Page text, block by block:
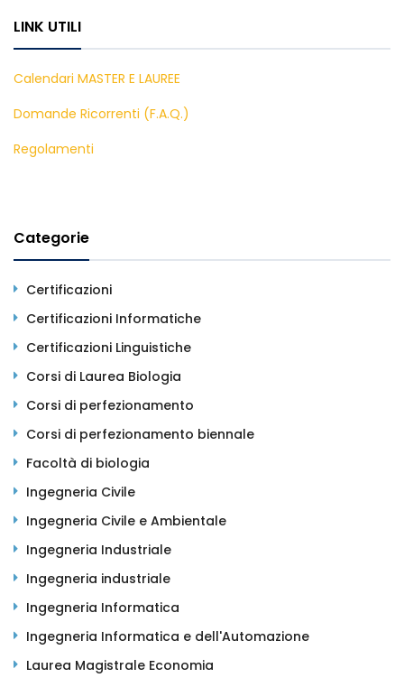
LINK UTILI
Calendari MASTER E LAUREE
Domande Ricorrenti (F.A.Q.)
Regolamenti
Categorie
Certificazioni
Certificazioni Informatiche
Certificazioni Linguistiche
Corsi di Laurea Biologia
Corsi di perfezionamento
Corsi di perfezionamento biennale
Facoltà di biologia
Ingegneria Civile
Ingegneria Civile e Ambientale
Ingegneria Industriale
Ingegneria industriale
Ingegneria Informatica
Ingegneria Informatica e dell'Automazione
Laurea Magistrale Economia